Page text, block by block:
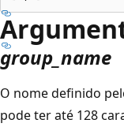
group_name
O nome definido
pode ter até 128